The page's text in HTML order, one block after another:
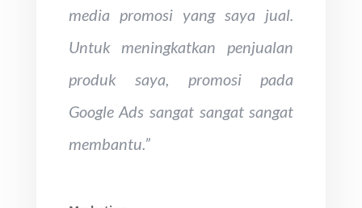
media promosi yang saya jual.
Untuk meningkatkan penjualan
produk saya, promosi pada
Google Ads sangat sangat sangat
membantu.”